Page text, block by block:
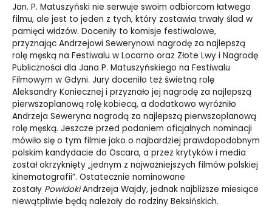
Jan. P. Matuszyński nie serwuje swoim odbiorcom łatwego
filmu, ale jest to jeden z tych, który zostawia trwały ślad w
pamięci widzów. Doceniły to komisje festiwalowe,
przyznając Andrzejowi Sewerynowi nagrodę za najlepszą
rolę męską na Festiwalu w Locarno oraz Złote Lwy i Nagrodę
Publiczności dla Jana P. Matuszyńskiego na Festiwalu
Filmowym w Gdyni. Jury doceniło też świetną rolę
Aleksandry Koniecznej i przyznało jej nagrodę za najlepszą
pierwszoplanową rolę kobiecą, a dodatkowo wyróżniło
Andrzeja Seweryna nagrodą za najlepszą pierwszoplanową
rolę męską. Jeszcze przed podaniem oficjalnych nominacji
mówiło się o tym filmie jako o najbardziej prawdopodobnym
polskim kandydacie do Oscara, a przez krytyków i media
został okrzyknięty „jednym z najważniejszych filmów polskiej
kinematografii”. Ostatecznie nominowane
zostały PowidokiAndrzeja Wajdy, jednak najbliższe miesiące
niewątpliwie będą należały do rodziny Beksińskich.